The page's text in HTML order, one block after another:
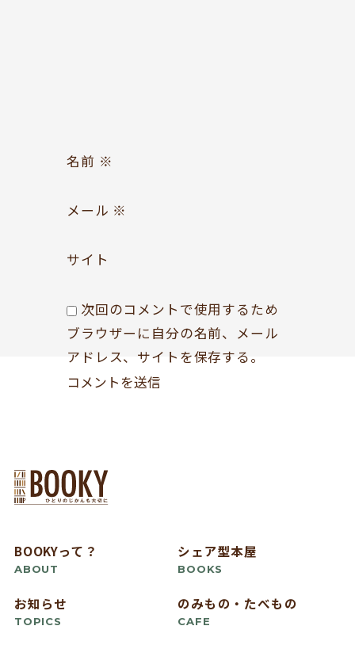
名前 ※
メール ※
サイト
次回のコメントで使用するため
ブラウザーに自分の名前、メール
アドレス、サイトを保存する。
BOOKYって？
ABOUT
シェア型本屋
BOOKS
お知らせ
TOPICS
のみもの・たべもの
CAFE